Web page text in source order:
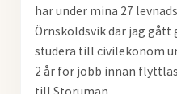
har under mina 27
Örnsköldsvik där jag
studera till civilekonom
2 år för jobb innan